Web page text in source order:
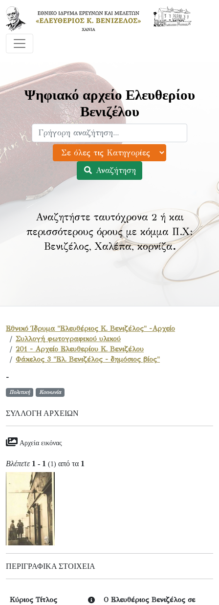
Ψηφιακό αρχείο Ελευθερίου
Βενιζέλου
Αναζήτηση
Αναζητήστε ταυτόχρονα 2 ή και
περισσότερους όρους με κόμμα Π.Χ:
Βενιζέλος, Χαλέπα, κορνίζα.
Εθνικό Ίδρυμα "Ελευθέριος Κ. Βενιζέλος" -Αρχείο
Συλλογή φωτογραφικού υλικού
201 - Αρχείο Ελευθερίου Κ. Βενιζέλου
Φάκελος 3 "Ελ. Βενιζέλος - δημόσιος βίος"
-
Πολιτική Κοινωνία
ΣΥΛΛΟΓΉ ΑΡΧΕΊΩΝ
Αρχεία εικόνας
Βλέπετε 1 - 1 (1) από τα 1
ΠΕΡΙΓΡΑΦΙΚΆ ΣΤΟΙΧΕΊΑ
Κύριος Τίτλος
Ο Ελευθέριος Βενιζέλος σε